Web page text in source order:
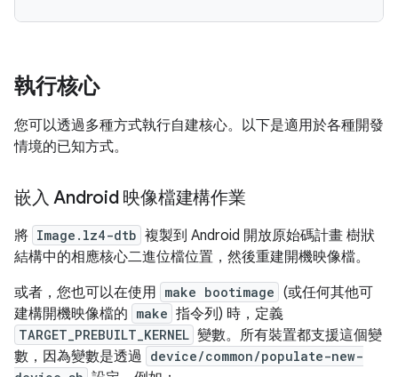
執行核心
您可以透過多種方式執行自建核心。以下是適用於各種開發
情境的已知方式。
嵌入 Android 映像檔建構作業
將 Image.lz4-dtb 複製到 Android 開放原始碼計畫 樹狀
結構中的相應核心二進位檔位置，然後重建開機映像檔。
或者，您也可以在使用 make bootimage (或任何其他可
建構開機映像檔的 make 指令列) 時，定義
TARGET_PREBUILT_KERNEL 變數。所有裝置都支援這個變
數，因為變數是透過 device/common/populate-new-